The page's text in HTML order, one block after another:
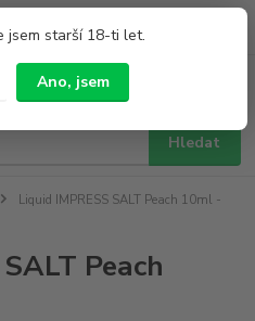
jsem starší 18-ti let.
Ano, jsem
Hledat
Liquid IMPRESS SALT Peach 10ml -
Peach